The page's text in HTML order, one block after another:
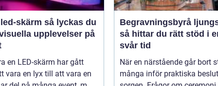
så lyckas du
upplevelser på
en LED-skärm har gått
vara en lyx till att vara en
Begravningsbyrå
så hittar du rätt stöd i
svår tid
När en närstående går bort
många inför praktiska